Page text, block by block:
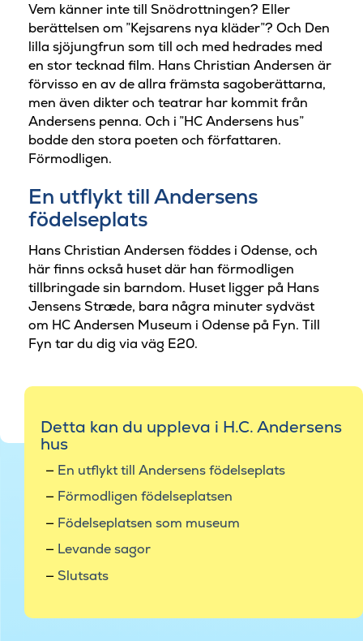
Vem känner inte till Snödrottningen? Eller
berättelsen om ”Kejsarens nya kläder”? Och Den
lilla sjöjungfrun som till och med hedrades med
en stor tecknad film. Hans Christian Andersen är
förvisso en av de allra främsta sagoberättarna,
men även dikter och teatrar har kommit från
Andersens penna. Och i ”HC Andersens hus”
bodde den stora poeten och författaren.
Förmodligen.
En utflykt till Andersens
födelseplats
Hans Christian Andersen föddes i Odense, och
här finns också huset där han förmodligen
tillbringade sin barndom. Huset ligger på Hans
Jensens Stræde, bara några minuter sydväst
om HC Andersen Museum i Odense på Fyn. Till
Fyn tar du dig via väg E20.
Detta kan du uppleva i H.C. Andersens
hus
En utflykt till Andersens födelseplats
Förmodligen födelseplatsen
Födelseplatsen som museum
Levande sagor
Slutsats